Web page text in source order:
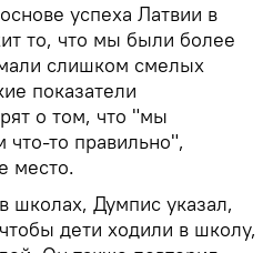
успеха Латвии в
то, что мы были более
слишком смелых
показатели
о том, что "мы
что-то правильно",
место.
школах, Думпис указал,
дети ходили в школу,